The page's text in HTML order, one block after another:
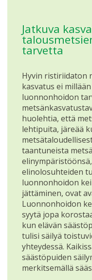
Jatkuva
tarvetta
Hyvin ristiriidaton
kasvatus ei
luonnonhoidon
huolehtia, että
lehtipuita, järeää
taantuneista
elinolosuhteiden
luonnonhoidon
jättäminen, ovat
Luonnonhoidon
syytä jopa
kun elävän
tulisi säilyä
yhteydessä.
säästöpuiden
merkitsemällä